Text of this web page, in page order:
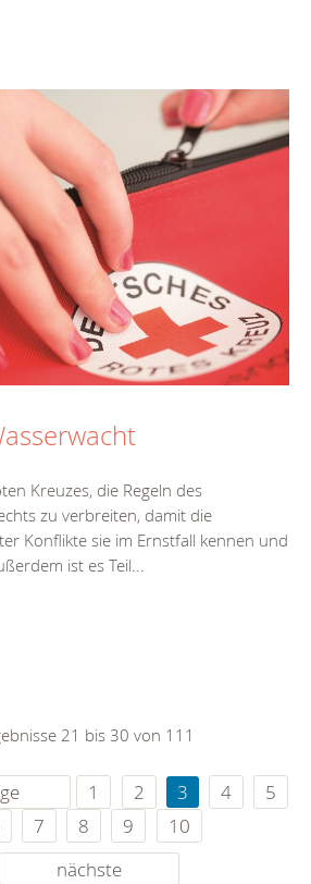
Kreuzes, die Regeln des
zu verbreiten, damit die
Konflikte sie im Ernstfall kennen und
ist es Teil...
21 bis 30 von 111
1 2 3 4
5
7 8 9
10
nächste